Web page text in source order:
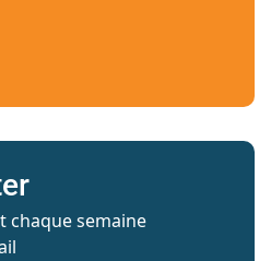
chaque semaine